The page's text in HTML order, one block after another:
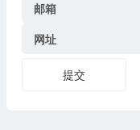
邮箱
网址
提交